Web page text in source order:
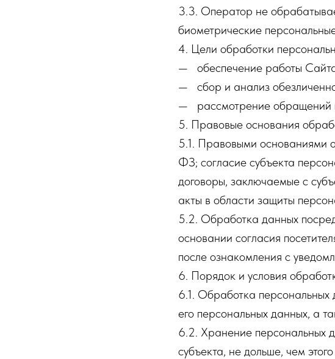
3.3. Оператор не
биометрические
4. Цели обработки
— обеспечение работы
— сбор и анализ
— рассмотрение обращений
5. Правовые основания
5.1. Правовыми основаниями
ФЗ; согласие субъекта
договоры, заключаемые с
акты в области защиты
5.2. Обработка данных
основании согласия
после ознакомления с
6. Порядок и условия
6.1. Обработка персональных
его персональных данных, а
6.2. Хранение персональных
субъекта, не дольше, чем